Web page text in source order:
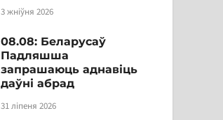
3 жніўня 2026
08.08: Беларусаў
Падляшша
запрашаюць аднавіць
даўні абрад
31 ліпеня 2026